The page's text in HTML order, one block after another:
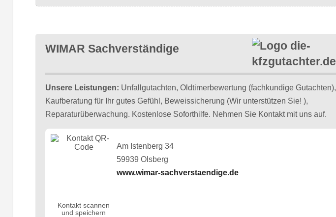
WIMAR Sachverständige
Unsere Leistungen: Unfallgutachten, Oldtimerbewertung (fachkundige Gutachten),
Kaufberatung für Ihr gutes Gefühl, Beweissicherung (Wir unterstützen Sie! ),
Reparaturüberwachung. Kostenlose Soforthilfe. Nehmen Sie Kontakt mit uns auf.
Kontakt scannen
und speichern
Am Istenberg 34
59939 Olsberg
www.wimar-sachverstaendige.de